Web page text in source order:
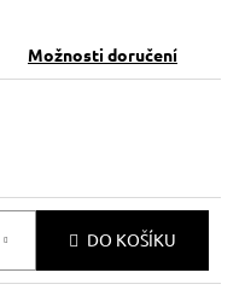
Možnosti doručení
DO KOŠÍKU